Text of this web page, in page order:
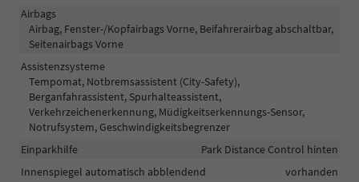
Airbags
Airbag, Fenster-/Kopfairbags Vorne, Beifahrerairbag abschaltbar,
Seitenairbags Vorne
Assistenzsysteme
Tempomat, Notbremsassistent (City-Safety),
Berganfahrassistent, Spurhalteassistent,
Verkehrzeichenerkennung, Müdigkeitserkennungs-Sensor,
Notrufsystem, Geschwindigkeitsbegrenzer
Einparkhilfe
Park Distance Control hinten
Innenspiegel automatisch abblendend
vorhanden